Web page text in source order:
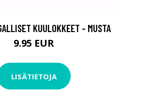
KUULOKKEET - MUSTA
9.95 EUR
LISÄTIETOJA